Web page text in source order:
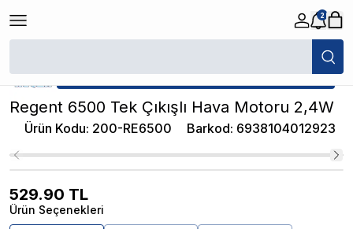
2
/ Regent 6500 Tek Çıkışlı Hava Motoru 2,4W
★ Atakan Petshop, Regent yetkili satıcısıdır.
Regent 6500 Tek Çıkışlı Hava Motoru 2,4W
Ürün Kodu: 200-RE6500 Barkod: 6938104012923
529.90 TL
Ürün Seçenekleri